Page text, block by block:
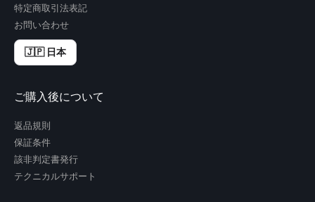
特定商取引法表記
お問い合わせ
🇯🇵 日本
ご購入後について
返品規則
保証条件
該非判定書発行
テクニカルサポート